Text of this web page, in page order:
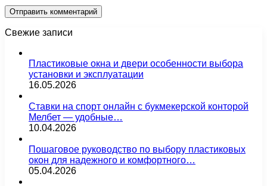
Свежие записи
Пластиковые окна и двери особенности выбора
установки и эксплуатации
16.05.2026
Ставки на спорт онлайн с букмекерской конторой
Мелбет — удобные…
10.04.2026
Пошаговое руководство по выбору пластиковых
окон для надежного и комфортного…
05.04.2026